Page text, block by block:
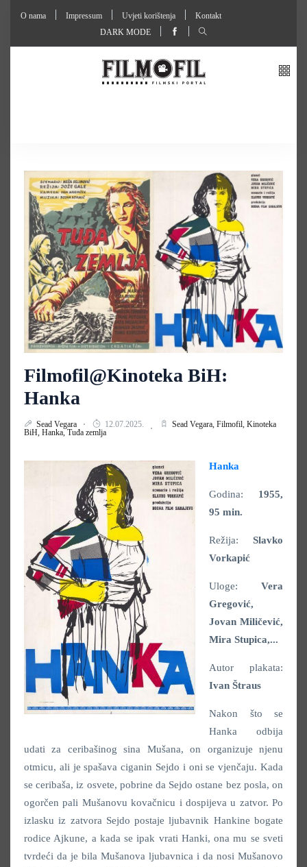
O nama Impressum Uvjeti korištenja
Kontakt
DARK MODE
Filmofil@Kinoteka BiH:
Hanka
Sead Vegara 12.07.2025. Sead Vegara, Filmofil, Kinoteka
BiH, Hanka,Tuđa zemlja
Hanka
Godina: 1955,
95 min.
Režija: Slavko
Vorkapić
Uloge: Vera
Gregović,
Jovan Miličević,
Mira Stupica,...
Autor plakata:
Ivan Štraus
Nakon što se
Hanka odbija
udati za ceribašinog sina Mušana, on organizuje njenu
otmicu, ali je spašava ciganin Sejdo i oni se vjenčaju. Kada
se ceribaša, iz osvete, pobrine da Sejdo ostane bez posla, on
ogorčen pali Mušanovu kovačnicu i dospijeva u zatvor. Po
izlasku iz zatvora Sejdo postaje ljubavnik Hankine bogate
rodice Ajkune, a kada se ipak vrati Hanki, ona mu se sveti
tvrdeći da je bila Mušanova ljubavnica i da nosi Mušanovo